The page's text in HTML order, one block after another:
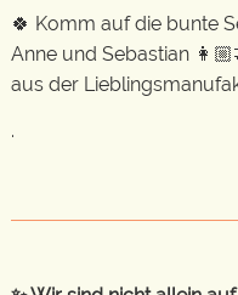
🍀 Komm auf die bunte
Anne und Sebastian
aus der
.